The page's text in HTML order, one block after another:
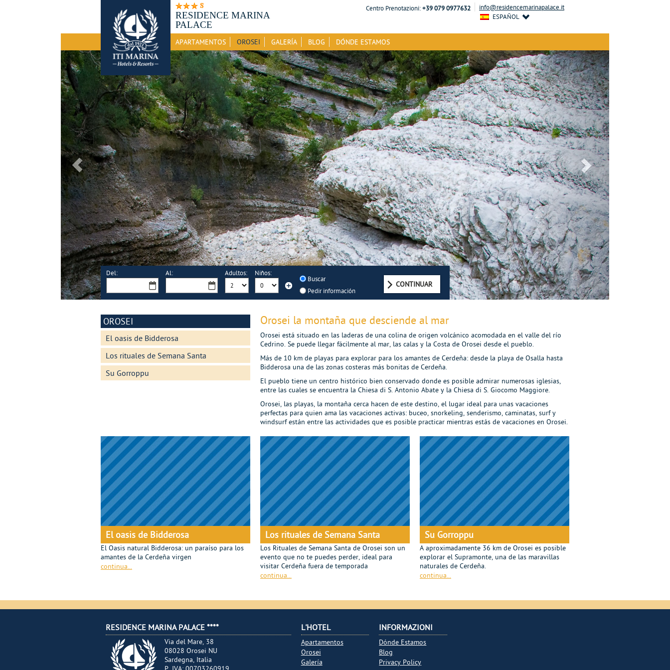
RESIDENCE MARINA
PALACE
info@residencemarinapalace.it
ESPAÑOL
Centro Prenotazioni:+39 079 0977632
APARTAMENTOS OROSEI GALERÍA BLOG DÓNDE ESTAMOS
Del: Al: Adultos: Niños:
Buscar
Pedir información
Orosei la montaña que desciende al mar
Orosei está situado en las laderas de una colina de origen volcánico acomodada en el valle del río
Cedrino. Se puede llegar fácilmente al mar, las calas y la Costa de Orosei desde el pueblo.
Más de 10 km de playas para explorar para los amantes de Cerdeña: desde la playa de Osalla hasta
Bidderosa una de las zonas costeras más bonitas de Cerdeña.
El pueblo tiene un centro histórico bien conservado donde es posible admirar numerosas iglesias,
entre las cuales se encuentra la Chiesa di S. Antonio Abate y la Chiesa di S. Giocomo Maggiore.
Orosei, las playas, la montaña cerca hacen de este destino, el lugar ideal para unas vacaciones
perfectas para quien ama las vacaciones activas: buceo, snorkeling, senderismo, caminatas, surf y
windsurf están entre las actividades que es posible practicar mientras estás de vacaciones en Orosei.
OROSEI
El oasis de Bidderosa
Los rituales de Semana Santa
Su Gorroppu
El oasis de Bidderosa
El Oasis natural Bidderosa: un paraíso para los
amantes de la Cerdeña virgen
continua...
Los rituales de Semana Santa
Los Rituales de Semana Santa de Orosei son un
evento que no te puedes perder, ideal para
visitar Cerdeña fuera de temporada
continua...
Su Gorroppu
A aproximadamente 36 km de Orosei es posible
explorar el Supramonte, una de las maravillas
naturales de Cerdeña.
continua...
RESIDENCE MARINA PALACE ****
Via del Mare, 38
08028 Orosei NU
Sardegna, Italia
L'HOTEL
Apartamentos
Orosei
Galería
INFORMAZIONI
Dónde Estamos
Blog
Privacy Policy